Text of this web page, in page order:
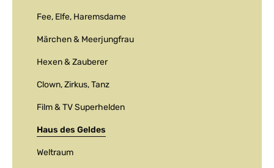
Fee, Elfe, Haremsdame
Märchen & Meerjungfrau
Hexen & Zauberer
Clown, Zirkus, Tanz
Film & TV Superhelden
Haus des Geldes
Weltraum